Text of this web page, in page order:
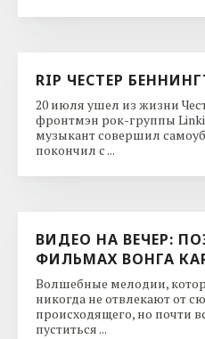
RIP ЧЕСТЕР
20 июля ушел из жизни
фронтмэн рок-группы
музыкант совершил
покончил с ...
ВИДЕО НА ВЕЧЕР:
ФИЛЬМАХ ВОНГА
Волшебные мелодии,
никогда не отвлекают от
происходящего, но почти
пуститься ...